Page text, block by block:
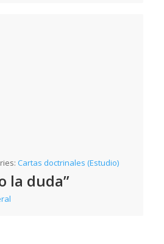
Cartas doctrinales (Estudio)
la duda”